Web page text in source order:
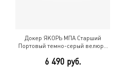
Докер ЯКОРЬ МПА Старший
Портовый темно-серый велюр /
Разноцветный
6 490 руб.